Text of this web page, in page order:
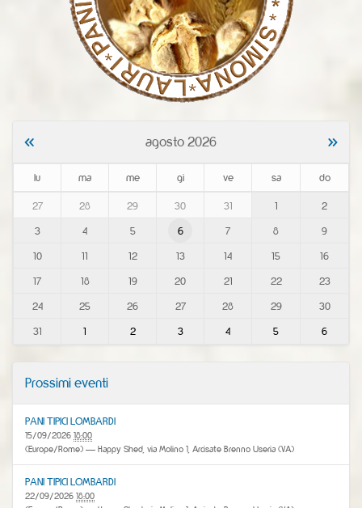
« agosto 2026 »
lu ma me gi ve sa do
27 28 29 30 31 1
2
3
4 5 6 7 8
9
10
11 12 13 14 15
16
17
18 19 20 21 22
23
24
25 26 27 28 29
30
31
1 2 3 4 5 6
Prossimi eventi
PANI TIPICI LOMBARDI
15/09/2026 18:00
(Europe/Rome) — Happy Shed, via Molino 1, Arcisate Brenno Useria (VA)
PANI TIPICI LOMBARDI
22/09/2026 18:00